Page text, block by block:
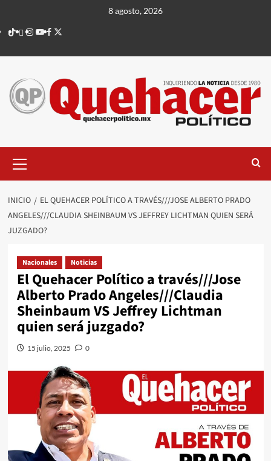
contenido
8 agosto, 2026
TikTok
threads
Instagram
Youtube
Facebook
X
principal
INICIO
EL QUEHACER POLÍTICO A TRAVÉS///JOSE ALBERTO PRADO
ANGELES///CLAUDIA SHEINBAUM VS JEFFREY LICHTMAN QUIEN SERÁ
JUZGADO?
Nacionales Noticias
El Quehacer Político a través///Jose
Alberto Prado Angeles///Claudia
Sheinbaum VS Jeffrey Lichtman
quien será juzgado?
15 julio, 2025 0